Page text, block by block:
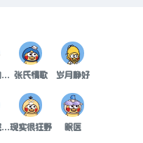
她是你的爱而你是我的爱 张氏情歌 岁月静好
青果学院火了i现实很狂野 眠医